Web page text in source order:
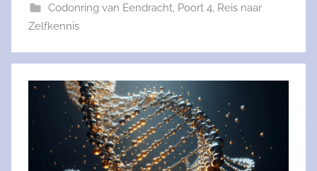
Codonring van Eendracht, Poort 4, Reis naar
Zelfkennis